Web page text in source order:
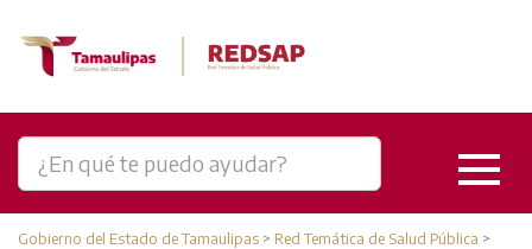
Gobierno del Estado de Tamaulipas > Red Temática de Salud Pública >